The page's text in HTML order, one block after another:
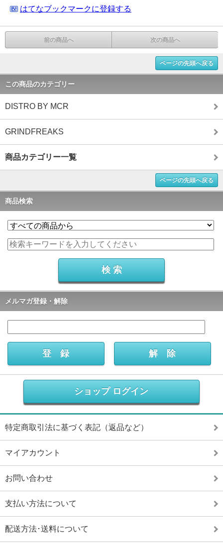
はてなブックマークに登録する
前の商品へ 次の商品へ
ページの先頭へ戻る
この商品のカテゴリー
DISTRO BY MCR
GRINDFREAKS
商品カテゴリー一覧
ページの先頭へ戻る
商品検索
メルマガ登録・解除
ショップ ログイン
特定商取引法に基づく表記（返品など）
マイアカウント
お問い合わせ
支払い方法について
配送方法･送料について